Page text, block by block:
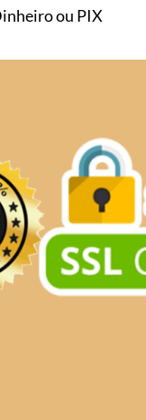
ou PIX